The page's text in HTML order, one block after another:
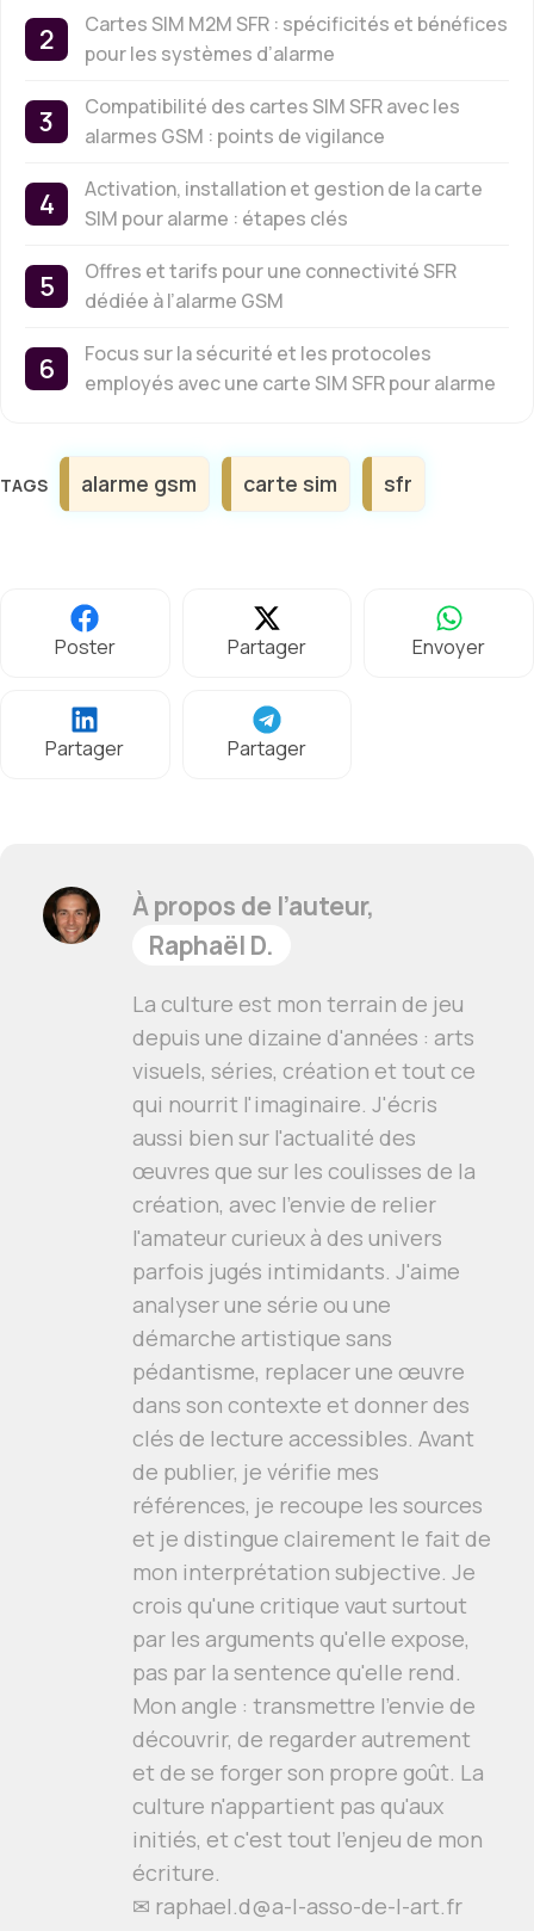
Cartes SIM M2M SFR : spécificités et bénéfices
pour les systèmes d’alarme
Compatibilité des cartes SIM SFR avec les
alarmes GSM : points de vigilance
Activation, installation et gestion de la carte
SIM pour alarme : étapes clés
Offres et tarifs pour une connectivité SFR
dédiée à l’alarme GSM
Focus sur la sécurité et les protocoles
employés avec une carte SIM SFR pour alarme
Étiquettes
alarme gsm carte sim sfr
Poster Partager Envoyer
Partager Partager
À propos de l’auteur,
Raphaël D.
La culture est mon terrain de jeu
depuis une dizaine d'années : arts
visuels, séries, création et tout ce
qui nourrit l'imaginaire. J'écris
aussi bien sur l'actualité des
œuvres que sur les coulisses de la
création, avec l'envie de relier
l'amateur curieux à des univers
parfois jugés intimidants. J'aime
analyser une série ou une
démarche artistique sans
pédantisme, replacer une œuvre
dans son contexte et donner des
clés de lecture accessibles. Avant
de publier, je vérifie mes
références, je recoupe les sources
et je distingue clairement le fait de
mon interprétation subjective. Je
crois qu'une critique vaut surtout
par les arguments qu'elle expose,
pas par la sentence qu'elle rend.
Mon angle : transmettre l'envie de
découvrir, de regarder autrement
et de se forger son propre goût. La
culture n'appartient pas qu'aux
initiés, et c'est tout l'enjeu de mon
écriture.
✉ raphael.d@a-l-asso-de-l-art.fr